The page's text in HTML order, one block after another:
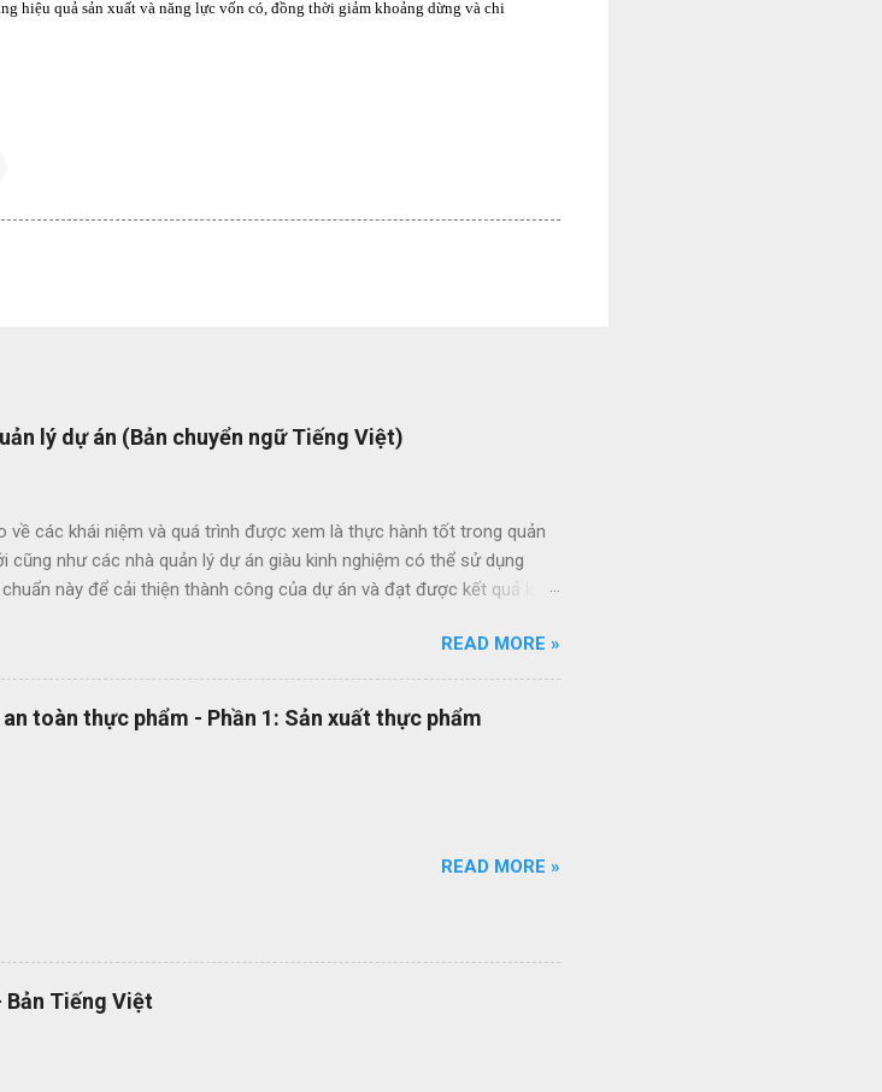
lý dự án (Bản chuyển ngữ Tiếng Việt)
về các khái niệm và quá trình được xem là thực hành tốt trong quản
cũng như các nhà quản lý dự án giàu kinh nghiệm có thể sử dụng
này để cải thiện thành công của dự án và đạt được kết quả kinh
dự án Tạo thuận lợi cho quá trình đấu thầu hiệu quả thông qua
một cách nhất quán Cho phép sự linh hoạt của nhân viên quản lý dự
án quốc tế Cung cấp các nguyên tắc và quy trình quản lý dự án
số quy trình thật đơn giản. Hiện tại bộ quy trình ISO của bạn đang
là một công cụ tuyệt vời giúp bạn chuyển đổi số bộ quy trình của
READ MORE »
toàn thực phẩm - Phần 1: Sản xuất thực phẩm
READ MORE »
Bản Tiếng Việt